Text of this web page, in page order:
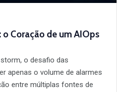
Coração de um AIOps
o desafio das
apenas o volume de alarmes
entre múltiplas fontes de